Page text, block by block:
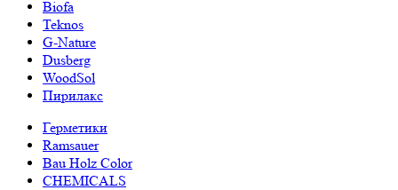
Biofa
Teknos
G-Nature
Dusberg
WoodSol
Пирилакс
Герметики
Ramsauer
Bau Holz Color
CHEMICALS